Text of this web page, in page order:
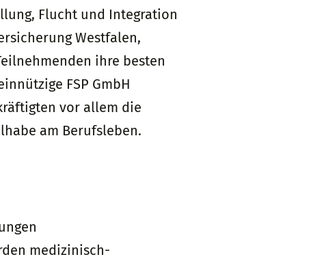
Flucht und Integration
Westfalen,
ihre besten
FSP GmbH
vor allem die
am Berufsleben.
medizinisch-